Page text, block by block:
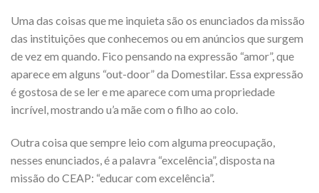
Uma das coisas que me inquieta são os enunciados da missão
das instituições que conhecemos ou em anúncios que surgem
de vez em quando. Fico pensando na expressão “amor”, que
aparece em alguns “out-door” da Domestilar. Essa expressão
é gostosa de se ler e me aparece com uma propriedade
incrível, mostrando u’a mãe com o filho ao colo.
Outra coisa que sempre leio com alguma preocupação,
nesses enunciados, é a palavra “excelência”, disposta na
missão do CEAP: “educar com excelência”.